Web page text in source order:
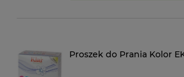
Proszek do Prania Kolor